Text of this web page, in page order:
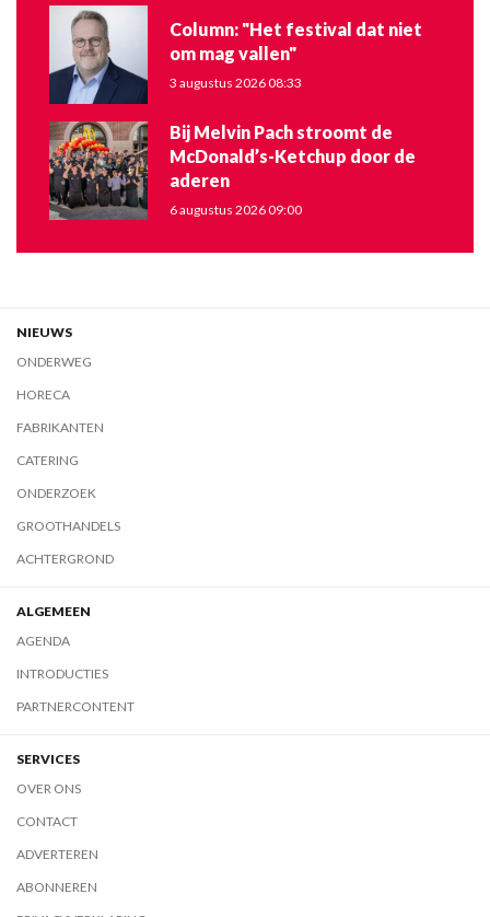
Column: "Het festival dat niet
om mag vallen"
3 augustus 2026 08:33
Bij Melvin Pach stroomt de
McDonald’s-Ketchup door de
aderen
6 augustus 2026 09:00
NIEUWS
ONDERWEG
HORECA
FABRIKANTEN
CATERING
ONDERZOEK
GROOTHANDELS
ACHTERGROND
ALGEMEEN
AGENDA
INTRODUCTIES
PARTNERCONTENT
SERVICES
OVER ONS
CONTACT
ADVERTEREN
ABONNEREN